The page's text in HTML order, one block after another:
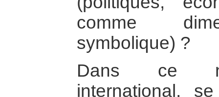
comme
symbolique) ?
Dans ce
international,